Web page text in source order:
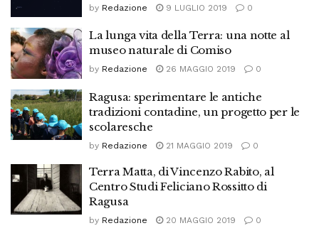
by Redazione 9 LUGLIO 2019 0
La lunga vita della Terra: una notte al
museo naturale di Comiso
by Redazione 26 MAGGIO 2019 0
Ragusa: sperimentare le antiche
tradizioni contadine, un progetto per le
scolaresche
by Redazione 21 MAGGIO 2019 0
Terra Matta, di Vincenzo Rabito, al
Centro Studi Feliciano Rossitto di
Ragusa
by Redazione 20 MAGGIO 2019 0